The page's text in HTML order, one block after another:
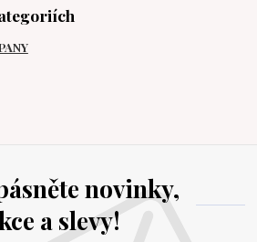
novinky,
a slevy!